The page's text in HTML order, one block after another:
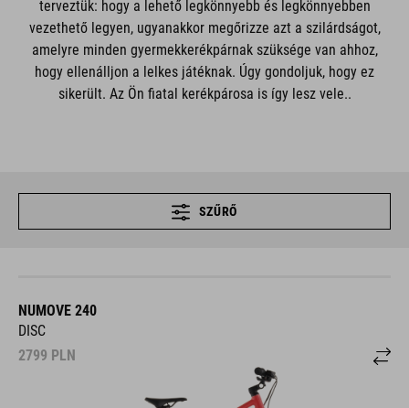
terveztük: hogy a lehető legkönnyebb és legkönnyebben
vezethető legyen, ugyanakkor megőrizze azt a szilárdságot,
amelyre minden gyermekkerékpárnak szüksége van ahhoz,
hogy ellenálljon a lelkes játéknak. Úgy gondoljuk, hogy ez
sikerült. Az Ön fiatal kerékpárosa is így lesz vele..
SZŰRŐ
NUMOVE 240
DISC
2799 PLN